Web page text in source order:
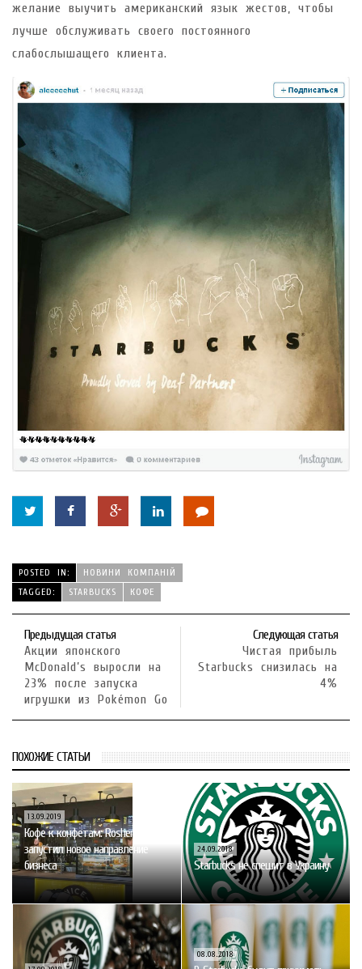
желание выучить американский язык жестов, чтобы
лучше обслуживать своего постоянного
слабослышащего клиента.
POSTED IN:
НОВИНИ КОМПАНІЙ
TAGGED:
STARBUCKS КОФЕ
Предыдущая статья
Акции японского
McDonald’s выросли на
23% после запуска
игрушки из Pokémon Go
Следующая статья
Чистая прибыль
Starbucks снизилась на
4%
ПОХОЖИЕ СТАТЬИ
13.09.2019
Кофе к конфетам: Roshen
запустил новое направление
бизнеса
24.09.2018
Starbucks не спешит в Украину
08.08.2018